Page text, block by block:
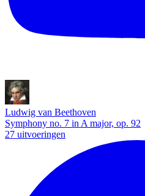
Ludwig van Beethoven
Symphony no. 7 in A major, op. 92
27 uitvoeringen